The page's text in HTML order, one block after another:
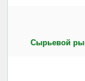
Сырьевой